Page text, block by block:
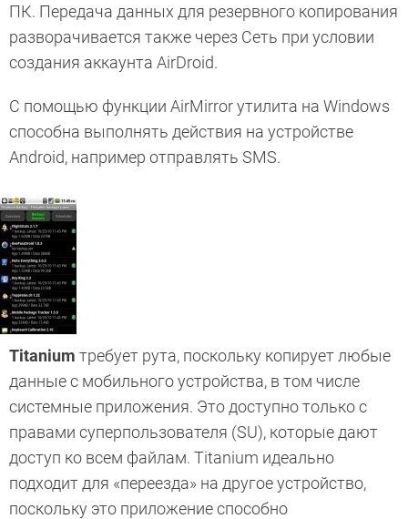
ПК. Передача данных для резервного копирования
разворачивается также через Сеть при условии
создания аккаунта AirDroid.
С помощью функции AirMirror утилита на Windows
способна выполнять действия на устройстве
Android, например отправлять SMS.
Titanium требует рута, поскольку копирует любые
данные с мобильного устройства, в том числе
системные приложения. Это доступно только с
правами суперпользователя (SU), которые дают
доступ ко всем файлам. Titanium идеально
подходит для «переезда» на другое устройство,
поскольку это приложение способно